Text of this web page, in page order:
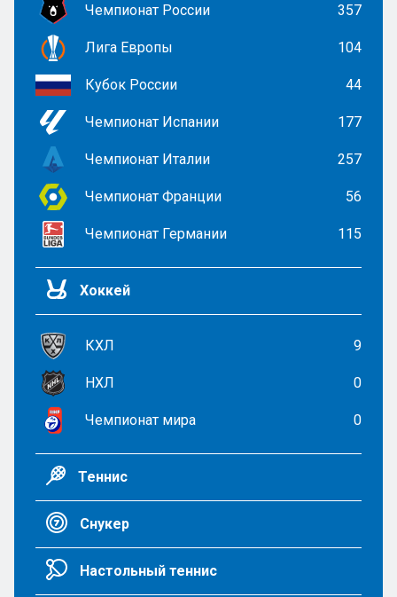
Чемпионат России 357
Лига Европы 104
Кубок России 44
Чемпионат Испании 177
Чемпионат Италии 257
Чемпионат Франции 56
Чемпионат Германии 115
Хоккей
КХЛ 9
НХЛ 0
Чемпионат мира 0
Теннис
Снукер
Настольный теннис